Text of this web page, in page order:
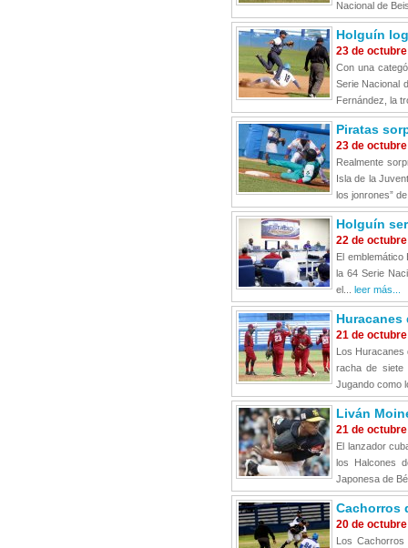
Nacional de
Holguín
23 de
Con una
Serie Nacional
Fernández, la
Piratas
23 de
Realmente
Isla de la
los jonrones”
Holguín
22 de
El
la 64 Serie
el... leer más...
Huracanes
21 de
Los Huracanes
racha de siete
Jugando como
Liván
21 de
El lanzador
los Halcones
Japonesa de
Cachorros
20 de
Los Cachorros